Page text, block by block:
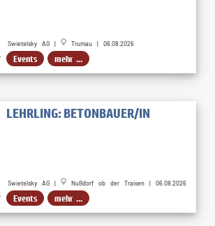
Swietelsky AG | Trumau | 06.08.2026
Events mehr ...
LEHRLING: BETONBAUER/IN
Swietelsky AG | Nußdorf ob der Traisen | 06.08.2026
Events mehr ...